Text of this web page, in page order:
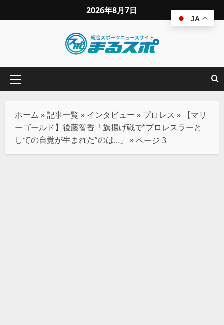
2026年8月7日
ホーム »記事一覧 » インタビュー » プロレス »
【マリ
ーゴールド】後藤智香「旗揚げ戦で“プロレスラーと
しての自覚が生まれた”のは…」 »ページ 3
JA